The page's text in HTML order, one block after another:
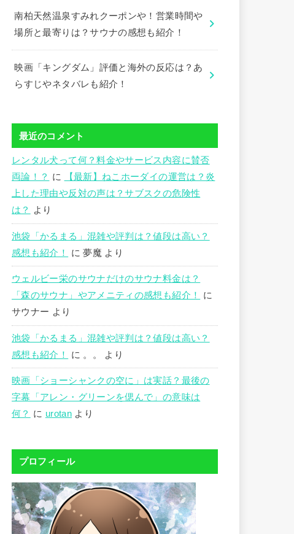
南柏天然温泉すみれクーポンや！営業時間や
場所と最寄りは？サウナの感想も紹介！
映画「キングダム」評価と海外の反応は？あ
らすじやネタバレも紹介！
最近のコメント
レンタル犬って何？料金やサービス内容に賛否
両論！？
に
【最新】ねこホーダイの運営は？炎
上した理由や反対の声は？サブスクの危険性
は？
より
池袋「かるまる」混雑や評判は？値段は高い？
感想も紹介！
に夢魔 より
ウェルビー栄のサウナだけのサウナ料金は？
「森のサウナ」やアメニティの感想も紹介！
に
サウナー より
池袋「かるまる」混雑や評判は？値段は高い？
感想も紹介！
に 。。 より
映画「ショーシャンクの空に」は実話？最後の
字幕「アレン・グリーンを偲んで」の意味は
何？
に urotan より
プロフィール